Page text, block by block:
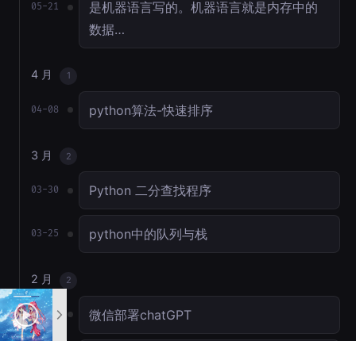
05-21
是机器语言写的。机器语言就是内存中的
数据…
4 月 1
04-08 python算法-快速排序
3 月 2
03-30 Python 二分查找程序
03-25 python中的队列与栈
2 月 2
02-17 微信部署chatGPT